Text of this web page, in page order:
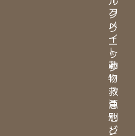
ク
リ
ニ
ッ
ク
・
江
別
ど
フ
メ
イ
ト
動
物
救
急
セ
ン